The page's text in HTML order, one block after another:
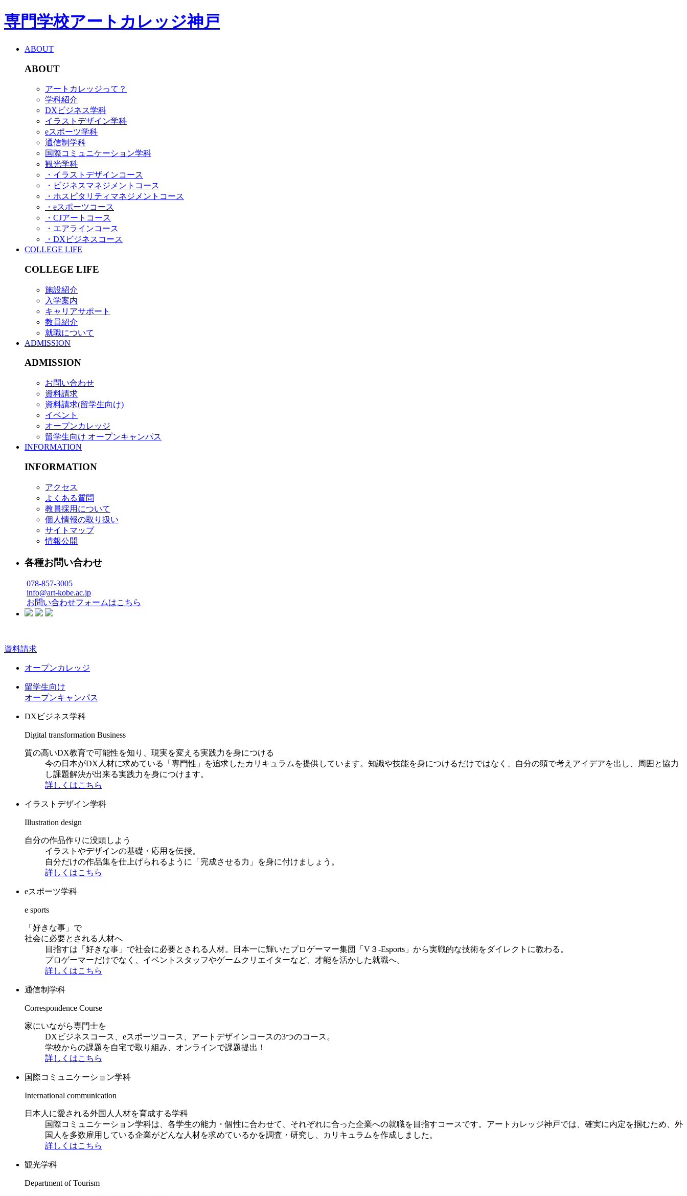
専門学校アートカレッジ神戸
ABOUT
ABOUT
アートカレッジって？
学科紹介
DXビジネス学科
イラストデザイン学科
eスポーツ学科
通信制学科
国際コミュニケーション学科
観光学科
・イラストデザインコース
・ビジネスマネジメントコース
・ホスピタリティマネジメントコース
・eスポーツコース
・CJアートコース
・エアラインコース
・DXビジネスコース
COLLEGE LIFE
COLLEGE LIFE
施設紹介
入学案内
キャリアサポート
教員紹介
就職について
ADMISSION
ADMISSION
お問い合わせ
資料請求
資料請求(留学生向け)
イベント
オープンカレッジ
留学生向け オープンキャンパス
INFORMATION
INFORMATION
アクセス
よくある質問
教員採用について
個人情報の取り扱い
サイトマップ
情報公開
各種お問い合わせ
078-857-3005
info@art-kobe.ac.jp
お問い合わせフォームはこちら
資料請求
オープンカレッジ
留学生向け
オープンキャンパス
DXビジネス学科
Digital transformation Business
質の高いDX教育で可能性を知り、現実を変える実践力を身につける
今の日本がDX人材に求めている「専門性」を追求したカリキュラムを提供しています。知識や技能を身につけるだけではなく、自分の頭で考えアイデアを出し、周囲と協力
し課題解決が出来る実践力を身につけます。
詳しくはこちら
イラストデザイン学科
Illustration design
自分の作品作りに没頭しよう
イラストやデザインの基礎・応用を伝授。
自分だけの作品集を仕上げられるように「完成させる力」を身に付けましょう。
詳しくはこちら
eスポーツ学科
e sports
「好きな事」で
社会に必要とされる人材へ
目指すは「好きな事」で社会に必要とされる人材。日本一に輝いたプロゲーマー集団「V３-Esports」から実戦的な技術をダイレクトに教わる。
プロゲーマーだけでなく、イベントスタッフやゲームクリエイターなど、才能を活かした就職へ。
詳しくはこちら
通信制学科
Correspondence Course
家にいながら専門士を
DXビジネスコース、eスポーツコース、アートデザインコースの3つのコース。
学校からの課題を自宅で取り組み、オンラインで課題提出！
詳しくはこちら
国際コミュニケーション学科
International communication
日本人に愛される外国人人材を育成する学科
国際コミュニケーション学科は、各学生の能力・個性に合わせて、それぞれに合った企業への就職を目指すコースです。アートカレッジ神戸では、確実に内定を掴むため、外
国人を多数雇用している企業がどんな人材を求めているかを調査・研究し、カリキュラムを作成しました。
詳しくはこちら
観光学科
Department of Tourism